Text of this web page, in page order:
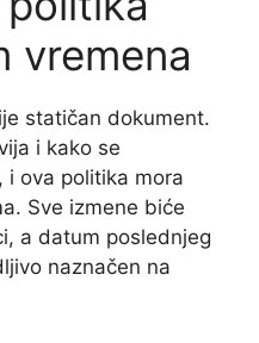
vremena
statičan dokument.
i kako se
i ova politika mora
Sve izmene biće
a datum poslednjeg
naznačen na